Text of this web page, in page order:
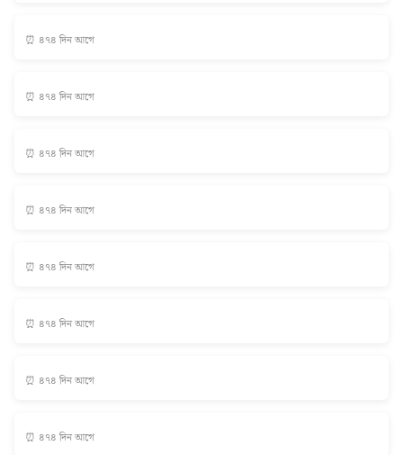
⏰ ৪৭৪ দিন আগে
⏰ ৪৭৪ দিন আগে
⏰ ৪৭৪ দিন আগে
⏰ ৪৭৪ দিন আগে
⏰ ৪৭৪ দিন আগে
⏰ ৪৭৪ দিন আগে
⏰ ৪৭৪ দিন আগে
⏰ ৪৭৪ দিন আগে